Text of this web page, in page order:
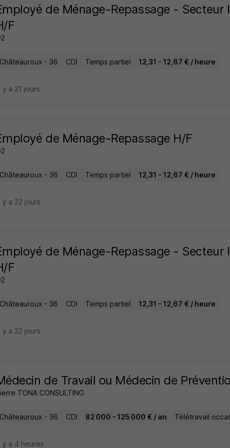
de Ménage-Repassage - Secteur
F
Châteauroux - 36 CDI Temps partiel 12,31 - 12,67 € / heure
y a 21 jours
de Ménage-Repassage H/F
Châteauroux - 36 CDI Temps partiel 12,31 - 12,67 € / heure
y a 22 jours
de Ménage-Repassage - Secteur
F
Châteauroux - 36 CDI Temps partiel 12,31 - 12,67 € / heure
y a 22 jours
de Travail ou Médecin de
TONA CONSULTING
Châteauroux - 36 CDI 82 000 - 125 000 € / an Télétravail
y a 4 heures